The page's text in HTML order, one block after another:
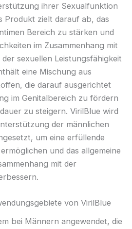
ihrer Sexualfunktion
Produkt zielt darauf ab, das
Bereich zu stärken und
im Zusammenhang mit
sexuellen Leistungsfähigkeit
eine Mischung aus
die darauf ausgerichtet
im Genitalbereich zu fördern
zu steigern. VirilBlue wird
der männlichen
um eine erfüllende
und das allgemeine
mit der
von VirilBlue
bei Männern angewendet, die